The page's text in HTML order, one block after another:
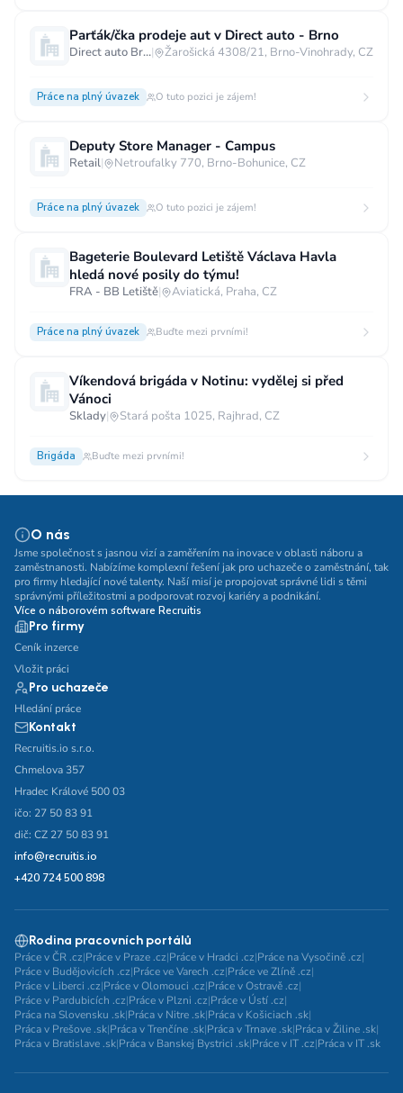
Parťák/čka prodeje aut v Direct auto - Brno
Direct auto Brno s.r.o.| Žarošická 4308/21, Brno-Vinohrady, CZ
Práce na plný úvazek O tuto pozici je zájem!
Deputy Store Manager - Campus
Retail| Netroufalky 770, Brno-Bohunice, CZ
Práce na plný úvazek O tuto pozici je zájem!
Bageterie Boulevard Letiště Václava Havla
hledá nové posily do týmu!
FRA - BB Letiště| Aviatická, Praha, CZ
Práce na plný úvazek Buďte mezi prvními!
Víkendová brigáda v Notinu: vydělej si před
Vánoci
Sklady| Stará pošta 1025, Rajhrad, CZ
Brigáda Buďte mezi prvními!
O nás
Jsme společnost s jasnou vizí a zaměřením na inovace v oblasti náboru a
zaměstnanosti. Nabízíme komplexní řešení jak pro uchazeče o zaměstnání, tak
pro firmy hledající nové talenty. Naší misí je propojovat správné lidi s těmi
správnými příležitostmi a podporovat rozvoj kariéry a podnikání.
Více o náborovém software Recruitis
Pro firmy
Ceník inzerce
Vložit práci
Pro uchazeče
Hledání práce
Kontakt
Recruitis.io s.r.o.
Chmelova 357
Hradec Králové 500 03
ičo: 27 50 83 91
dič: CZ 27 50 83 91
info@recruitis.io
+420 724 500 898
Rodina pracovních portálů
Práce v ČR .cz|Práce v Praze .cz|Práce v Hradci .cz|Práce na Vysočině .cz|
Práce v Budějovicích .cz|Práce ve Varech .cz|Práce ve Zlíně .cz|
Práce v Liberci .cz|Práce v Olomouci .cz|Práce v Ostravě .cz|
Práce v Pardubicích .cz|Práce v Plzni .cz|Práce v Ústí .cz|
Práca na Slovensku .sk|Práca v Nitre .sk|Práca v Košiciach .sk|
Práca v Prešove .sk|Práca v Trenčíne .sk|Práca v Trnave .sk|Práca v Žiline .sk|
Práca v Bratislave .sk|Práca v Banskej Bystrici .sk|Práce v IT .cz|Práca v IT .sk